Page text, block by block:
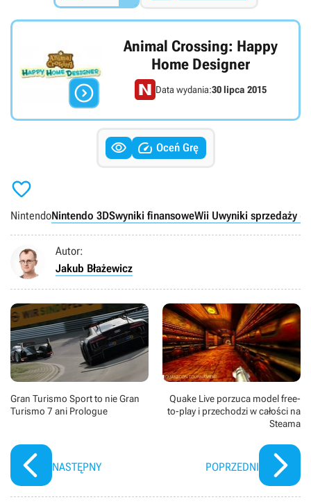

Animal Crossing: Happy
Home Designer
Data wydania:30 lipca 2015
  Oceń Grę

NintendoNintendo 3DSwyniki finansoweWii Uwyniki sprzedaży
Autor:
Jakub Błażewicz
Gran Turismo Sport to nie Gran
Turismo 7 ani Prologue
NASTĘPNY
Quake Live porzuca model free-
to-play i przechodzi w całości na
Steama
POPRZEDNI